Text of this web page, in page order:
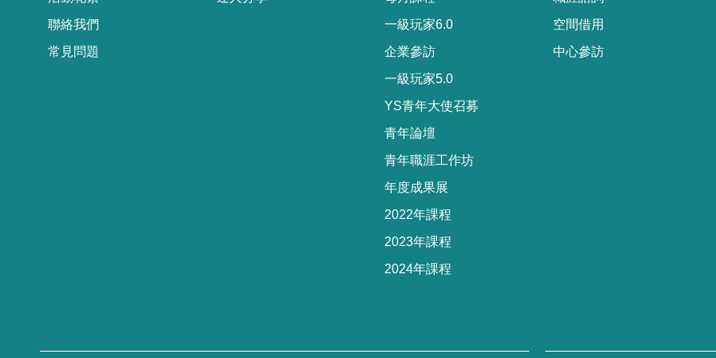
聯絡我們
常見問題
一級玩家6.0
企業參訪
一級玩家5.0
YS青年大使召募
青年論壇
青年職涯工作坊
年度成果展
2022年課程
2023年課程
2024年課程
空間借用
中心參訪